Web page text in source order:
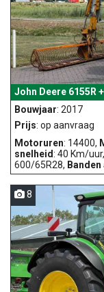
John Deere 6155R +
Bouwjaar: 2017
Prijs: op aanvraag
Motoruren: 14400,
snelheid: 40 Km/uur,
600/65R28,
8